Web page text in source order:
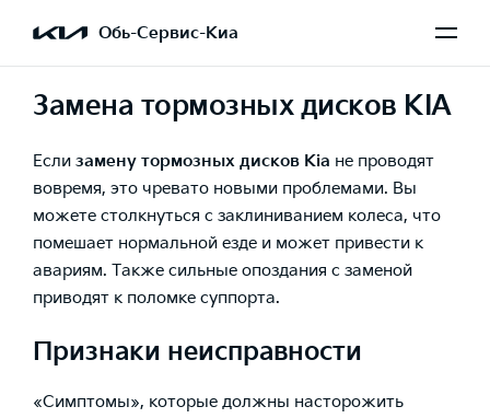
Обь-Сервис-Киа
Замена тормозных дисков KIA
Если замену тормозных дисков Kia не проводят
вовремя, это чревато новыми проблемами. Вы
можете столкнуться с заклиниванием колеса, что
помешает нормальной езде и может привести к
авариям. Также сильные опоздания с заменой
приводят к поломке суппорта.
Признаки неисправности
«Симптомы», которые должны насторожить